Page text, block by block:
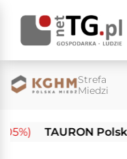
Strefa
Miedzi
TAURON Polska